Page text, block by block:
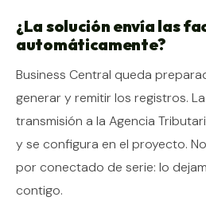
¿La solución envía las
automáticamente?
Business Central queda
generar y remitir los registros.
transmisión a la Agencia
y se configura en el proyecto.
por conectado de serie: lo
contigo.